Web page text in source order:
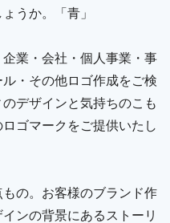
うか。「青」
業・会社・個人事業・事
・その他ロゴ作成をご検
デザインと気持ちのこも
ゴマークをご提供いたし
の。お客様のブランド作
ンの背景にあるストーリ